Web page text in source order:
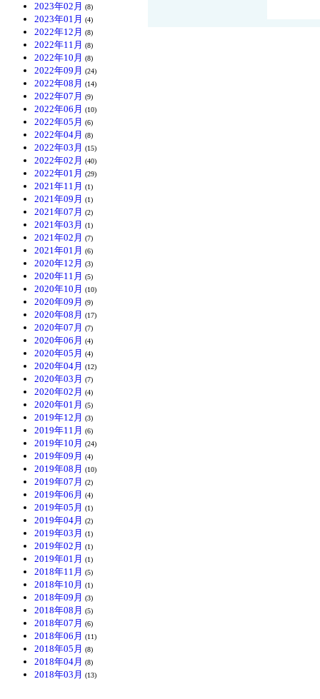
2023年02月 (8)
2023年01月 (4)
2022年12月 (8)
2022年11月 (8)
2022年10月 (8)
2022年09月 (24)
2022年08月 (14)
2022年07月 (9)
2022年06月 (10)
2022年05月 (6)
2022年04月 (8)
2022年03月 (15)
2022年02月 (40)
2022年01月 (29)
2021年11月 (1)
2021年09月 (1)
2021年07月 (2)
2021年03月 (1)
2021年02月 (7)
2021年01月 (6)
2020年12月 (3)
2020年11月 (5)
2020年10月 (10)
2020年09月 (9)
2020年08月 (17)
2020年07月 (7)
2020年06月 (4)
2020年05月 (4)
2020年04月 (12)
2020年03月 (7)
2020年02月 (4)
2020年01月 (5)
2019年12月 (3)
2019年11月 (6)
2019年10月 (24)
2019年09月 (4)
2019年08月 (10)
2019年07月 (2)
2019年06月 (4)
2019年05月 (1)
2019年04月 (2)
2019年03月 (1)
2019年02月 (1)
2019年01月 (1)
2018年11月 (5)
2018年10月 (1)
2018年09月 (3)
2018年08月 (5)
2018年07月 (6)
2018年06月 (11)
2018年05月 (8)
2018年04月 (8)
2018年03月 (13)